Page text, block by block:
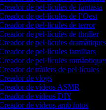
de pel·lícules de fantasia
de pel·lícules de l’Oest
de pel·lícules de terror
de pel·lícules de thriller
de pel·lícules dramàtiques
de pel·lícules familiars
de pel·lícules romàntiques
de tràilers de pel·lícules
de vlogs
de vídeos ASMR
de vídeos DIY
de vídeos amb fotos